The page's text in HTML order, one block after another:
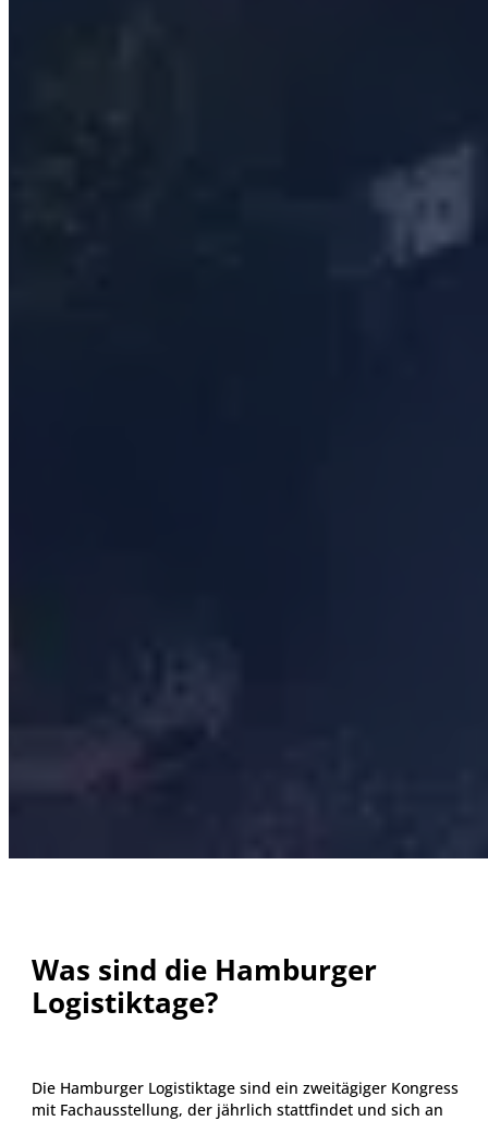
Was sind die Hamburger
Logistiktage?
Die Hamburger Logistiktage sind ein zweitägiger Kongress
mit Fachausstellung, der jährlich stattfindet und sich an